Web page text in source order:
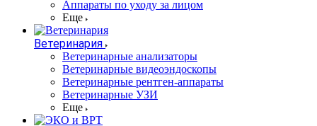
Аппараты по уходу за лицом
Еще
Ветеринария
Ветеринарные анализаторы
Ветеринарные видеоэндоскопы
Ветеринарные рентген-аппараты
Ветеринарные УЗИ
Еще